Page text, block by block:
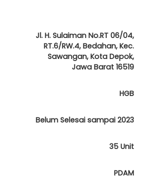
Jl. H. Sulaiman No.RT 06/04,
RT.6/RW.4, Bedahan, Kec.
Sawangan, Kota Depok,
Jawa Barat 16519
HGB
Belum Selesai sampai 2023
35 Unit
PDAM